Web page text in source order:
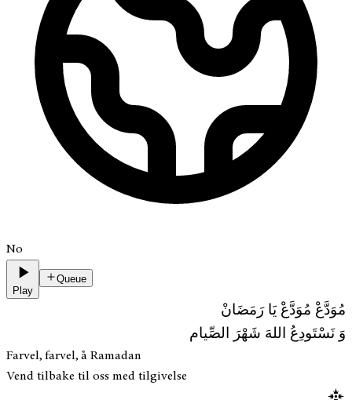
No
Play
Queue
مُوَدَّعْ مُوَدَّعْ يَا رَمَضَانْ
وَ نَسْتَودِعُ اللهَ شَهْرَ الصِّيام
Farvel, farvel, å Ramadan
Vend tilbake til oss med tilgivelse